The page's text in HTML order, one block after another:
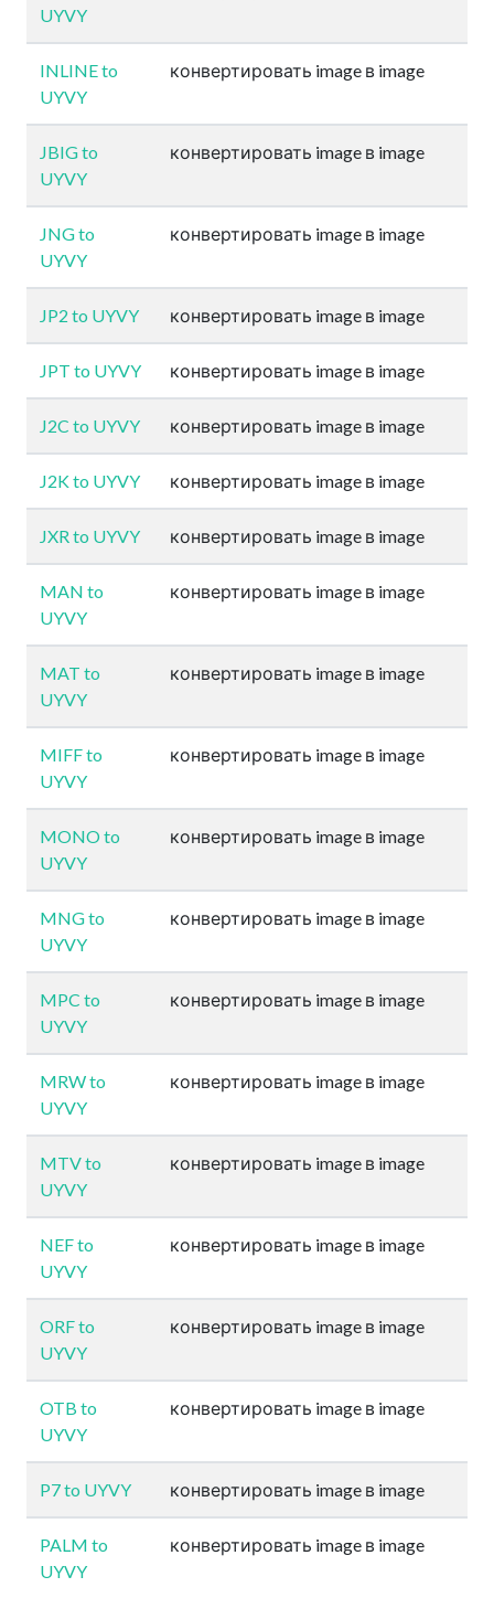
UYVY
INLINE to
UYVY
конвертировать image в image
JBIG to
UYVY
конвертировать image в image
JNG to
UYVY
конвертировать image в image
JP2 to UYVY конвертировать image в image
JPT to UYVY конвертировать image в image
J2C to UYVY конвертировать image в image
J2K to UYVY конвертировать image в image
JXR to UYVY конвертировать image в image
MAN to
UYVY
конвертировать image в image
MAT to
UYVY
конвертировать image в image
MIFF to
UYVY
конвертировать image в image
MONO to
UYVY
конвертировать image в image
MNG to
UYVY
конвертировать image в image
MPC to
UYVY
конвертировать image в image
MRW to
UYVY
конвертировать image в image
MTV to
UYVY
конвертировать image в image
NEF to
UYVY
конвертировать image в image
ORF to
UYVY
конвертировать image в image
OTB to
UYVY
конвертировать image в image
P7 to UYVY конвертировать image в image
PALM to
UYVY
конвертировать image в image